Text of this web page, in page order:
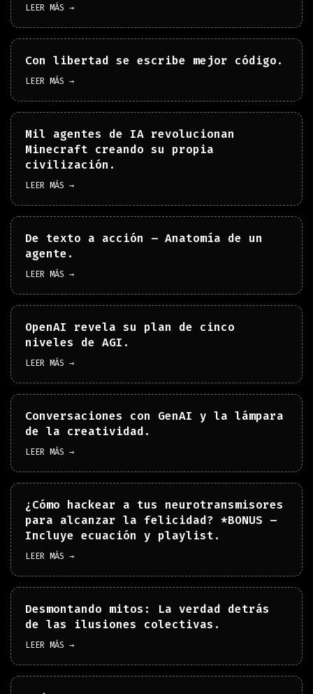
LEER MÁS →
Con libertad se escribe mejor código.
LEER MÁS →
Mil agentes de IA revolucionan
Minecraft creando su propia
civilización.
LEER MÁS →
De texto a acción – Anatomía de un
agente.
LEER MÁS →
OpenAI revela su plan de cinco
niveles de AGI.
LEER MÁS →
Conversaciones con GenAI y la lámpara
de la creatividad.
LEER MÁS →
¿Cómo hackear a tus neurotransmisores
para alcanzar la felicidad? *BONUS –
Incluye ecuación y playlist.
LEER MÁS →
Desmontando mitos: La verdad detrás
de las ilusiones colectivas.
LEER MÁS →